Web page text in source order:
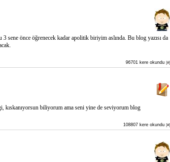
sene önce öğrenecek kadar apolitik biriyim aslında. Bu blog yazısı da
96701 kere okundu [#]
kıskanıyorsun biliyorum ama seni yine de seviyorum blog
108807 kere okundu [#]